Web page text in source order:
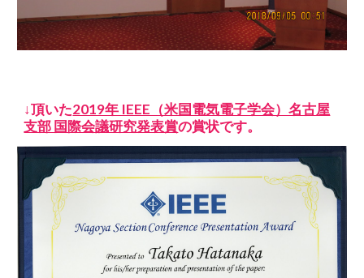
↓頂いた2019年 IEEE（米国電気電子学会）名古屋
支部 国際会議研究発表賞の賞状です。